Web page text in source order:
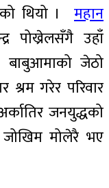
थियो । महान
पोख्रेलसँगै उहाँ
बाबुआमाको जेठो
श्रम गरेर परिवार
जनयुद्धको
जोखिम मोलेरै भए